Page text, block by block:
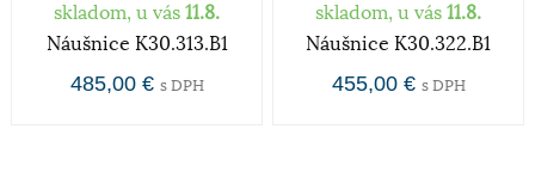
1 kameň
Rýdzosť zlata
skladom, u vás 11.8.
Náušnice K30.313.B1
485,00 € s DPH
skladom, u vás 11.8.
Náušnice K30.322.B1
455,00 € s DPH